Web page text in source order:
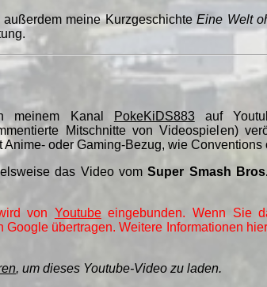
meine Kurzgeschichte Eine Welt
meinem Kanal PokeKiDS883auf
Mitschnitte von Videospielen)
oder Gaming-Bezug, wie Conventions
das Video vomSuper Smash
von Youtubeeingebunden. Wenn Sie
übertragen. Weitere Informationen
, um dieses Youtube-Video zu laden.